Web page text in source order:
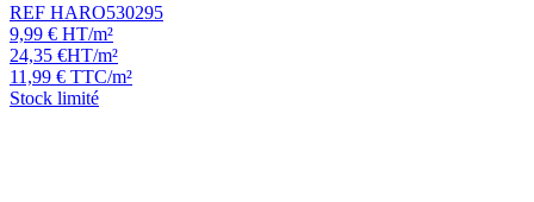
REF HARO530295
9,99 € HT/m²
24,35 €HT/m²
11,99 € TTC/m²
Stock limité